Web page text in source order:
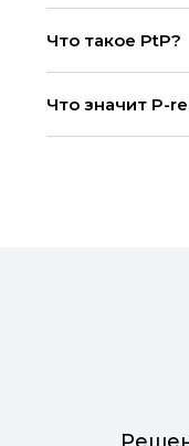
Что такое PtP?
Что значит P-